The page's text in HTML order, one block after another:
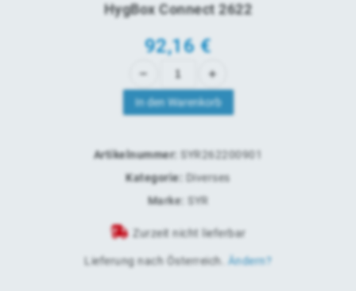
HygBox Connect 2622
92,16€
In den Warenkorb
Artikelnummer:
SYR262200901
Kategorie:
Diverses
Marke:
SYR
Zurzeit nicht lieferbar
Lieferung nach Österreich Ändern?